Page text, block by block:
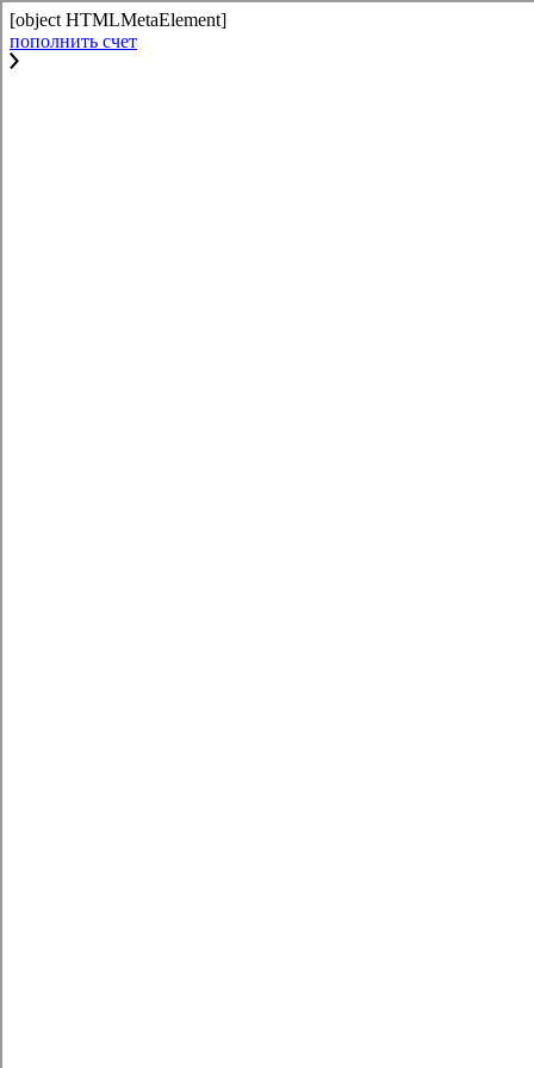
[object HTMLMetaElement]
пополнить счет